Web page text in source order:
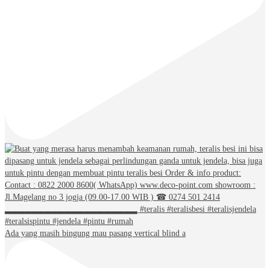
Ada yang masih bingung mau pasang vertical blind a